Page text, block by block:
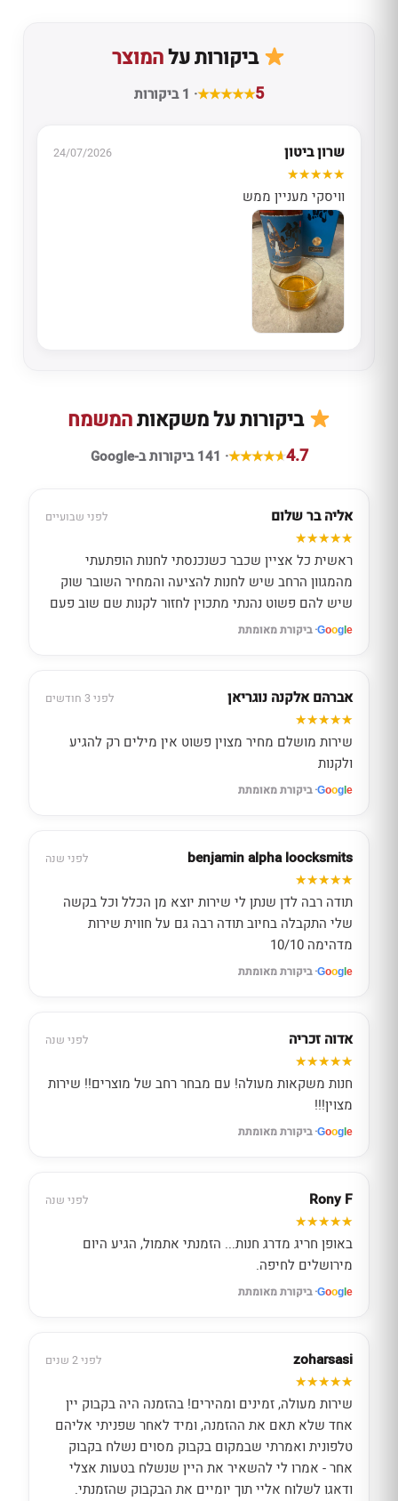
ביקורות עלהמוצר
5 · 1 ביקורות
שרון ביטון 24/07/2026
וויסקי מעניין ממש
ביקורות על משקאותהמשמח
4.7 · 141 ביקורות ב-Google
אליה בר שלום לפני שבועיים
ראשית כל אציין שכבר כשנכנסתי לחנות הופתעתי
מהמגוון הרחב שיש לחנות להציעה והמחיר השובר שוק
שיש להם פשוט נהנתי מתכוין לחזור לקנות שם שוב פעם
Goog e · ביקורת מאומתת
אברהם אלקנה נוגריאן לפני 3 חודשים
שירות מושלם מחיר מצוין פשוט אין מילים רק להגיע
ולקנות
Goog e · ביקורת מאומתת
benjamin alpha loocksmits לפני שנה
תודה רבה לדן שנתן לי שירות יוצא מן הכלל וכל בקשה
שלי התקבלה בחיוב תודה רבה גם על חווית שירות
מדהימה 10/10
Goog e · ביקורת מאומתת
אדוה זכריה לפני שנה
חנות משקאות מעולה! עם מבחר רחב של מוצרים!! שירות
מצוין!!!
Goog e · ביקורת מאומתת
Rony F לפני שנה
באופן חריג מדרג חנות... הזמנתי אתמול, הגיע היום
מירושלים לחיפה.
Goog e · ביקורת מאומתת
zoharsasi לפני 2 שנים
שירות מעולה, זמינים ומהירים! בהזמנה היה בקבוק יין
אחד שלא תאם את ההזמנה, ומיד לאחר שפניתי אליהם
טלפונית ואמרתי שבמקום בקבוק מסוים נשלח בקבוק
אחר - אמרו לי להשאיר את היין שנשלח בטעות אצלי
ודאגו לשלוח אליי תוך יומיים את הבקבוק שהזמנתי.